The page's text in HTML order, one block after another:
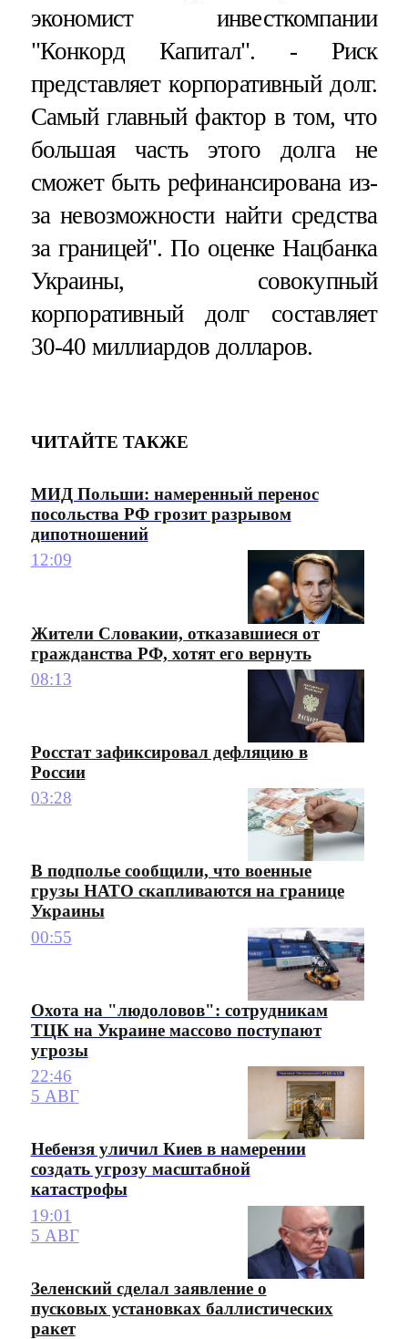
экономист инвесткомпании
"Конкорд Капитал". - Риск
представляет корпоративный долг.
Самый главный фактор в том, что
большая часть этого долга не
сможет быть рефинансирована из-
за невозможности найти средства
за границей". По оценке Нацбанка
Украины, совокупный
корпоративный долг составляет
30-40 миллиардов долларов.
ЧИТАЙТЕ ТАКЖЕ
МИД Польши: намеренный перенос
посольства РФ грозит разрывом
дипотношений
12:09
Жители Словакии, отказавшиеся от
гражданства РФ, хотят его вернуть
08:13
Росстат зафиксировал дефляцию в
России
03:28
В подполье сообщили, что военные
грузы НАТО скапливаются на границе
Украины
00:55
Охота на "людоловов": сотрудникам
ТЦК на Украине массово поступают
угрозы
22:46
5 АВГ
Небензя уличил Киев в намерении
создать угрозу масштабной
катастрофы
19:01
5 АВГ
Зеленский сделал заявление о
пусковых установках баллистических
ракет